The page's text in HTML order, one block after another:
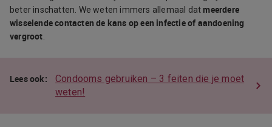
beter inschatten. We weten immers allemaal datmeerdere
wisselende contacten de kans op een infectie of aandoening
vergroot
Condooms gebruiken – 3 feiten die je moet
weten!